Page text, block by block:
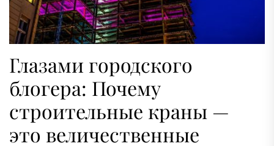
Глазами городского
блогера: Почему
строительные краны —
это величественные